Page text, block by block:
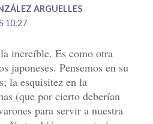
ARGUELLES
10:27
increíble. Es como otra
japoneses. Pensemos en su
la esquisitez en la
(que por cierto deberían
para servir a nuestra